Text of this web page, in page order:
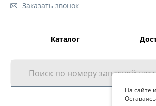
Заказать звонок
Каталог
На сайте